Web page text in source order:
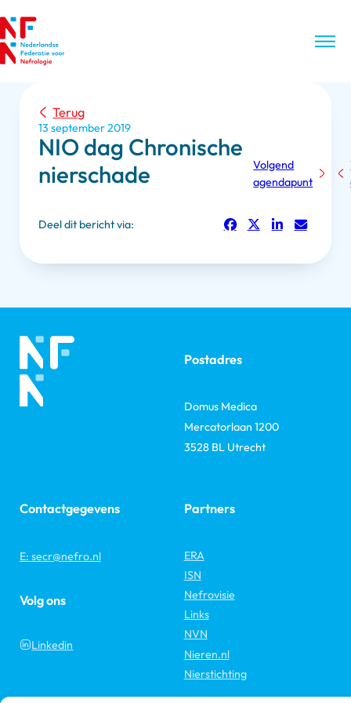
Terug
13 september 2019
NIO dag Chronische
nierschade
Deel dit bericht via:
Volgend
agendapunt
Postadres
Domus Medica
Mercatorlaan 1200
3528 BL Utrecht
Contactgegevens
E: secr@nefro.nl
Volg ons
Linkedin
Partners
ERA
ISN
Nefrovisie
Links
NVN
Nieren.nl
Nierstichting